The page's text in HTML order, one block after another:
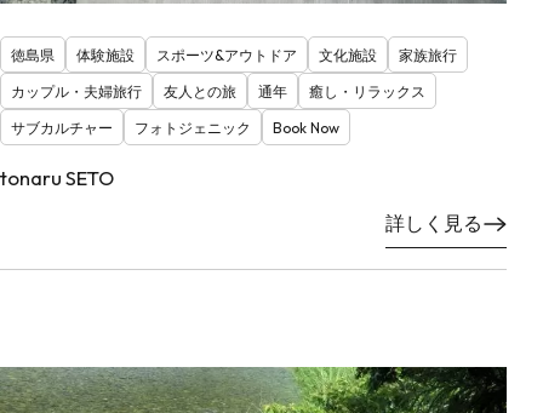
徳島県 体験施設 スポーツ&アウトドア 文化施設
家族旅行
カップル・夫婦旅行
友人との旅 通年
癒し・リラックス
サブカルチャー
フォトジェニック Book Now
tonaru SETO
詳しく見る